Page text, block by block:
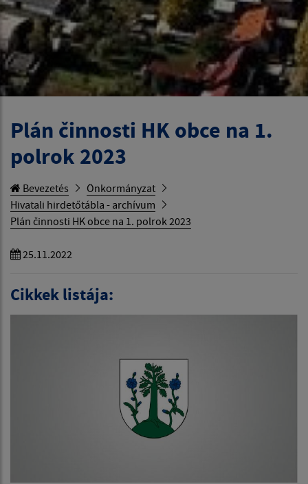
Plán činnosti HK obce na 1.
polrok 2023
Bevezetés
Önkormányzat
Hivatali hirdetőtábla - archívum
Plán činnosti HK obce na 1. polrok 2023
25.11.2022
Cikkek listája: